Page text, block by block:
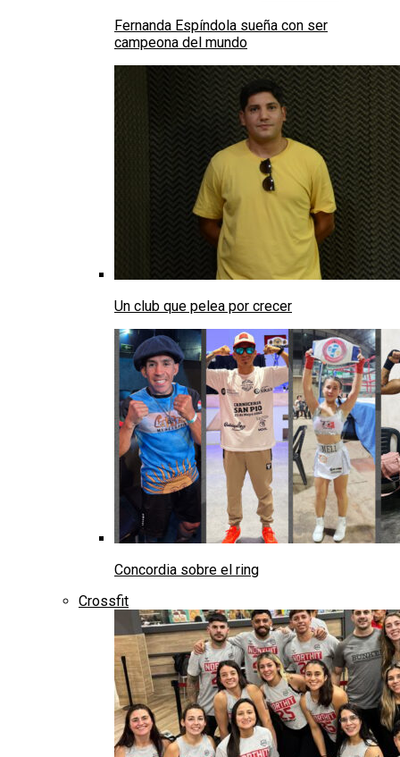
Fernanda Espíndola sueña con ser
campeona del mundo
Un club que pelea por crecer
Concordia sobre el ring
Crossfit